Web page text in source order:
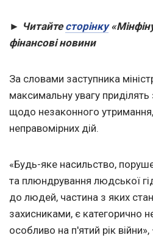
► Читайте сторінку
фінансові новини
За словами заступника
максимальну увагу
щодо незаконного
неправомірних дій.
«Будь-яке насильство,
та плюндрування людської
до людей, частина з яких
захисниками, є категорично
особливо на п'ятий рік